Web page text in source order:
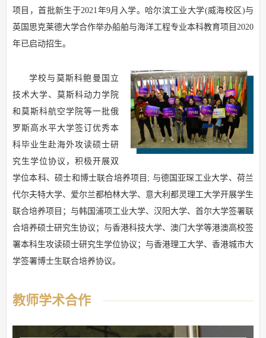
项目，首批新生于2021年9月入学。哈尔滨工业大学(威海校区)与
英国思克莱德大学合作举办船舶与海洋工程专业本科教育项目2020
年已启动招生。
学校与莫斯科鲍曼国立
技术大学、莫斯科动力学院
和莫斯科航空学院等一批俄
罗斯高水平大学签订优秀本
科毕业生赴海外攻读硕士研
究生学位协议，积极开展双
学位本科、硕士和博士联合培养项目; 与德国亚琛工业大学、荷兰
代尔夫特大学、爱尔兰都柏林大学、意大利都灵理工大学开展学生
联合培养项目；与韩国浦项工业大学、汉阳大学、首尔大学签署联
合培养硕士研究生协议；与香港科技大学、澳门大学等港澳高校签
署本科生攻读硕士研究生学位协议；与香港理工大学、香港城市大
学签署博士生联合培养协议。
教师学术合作